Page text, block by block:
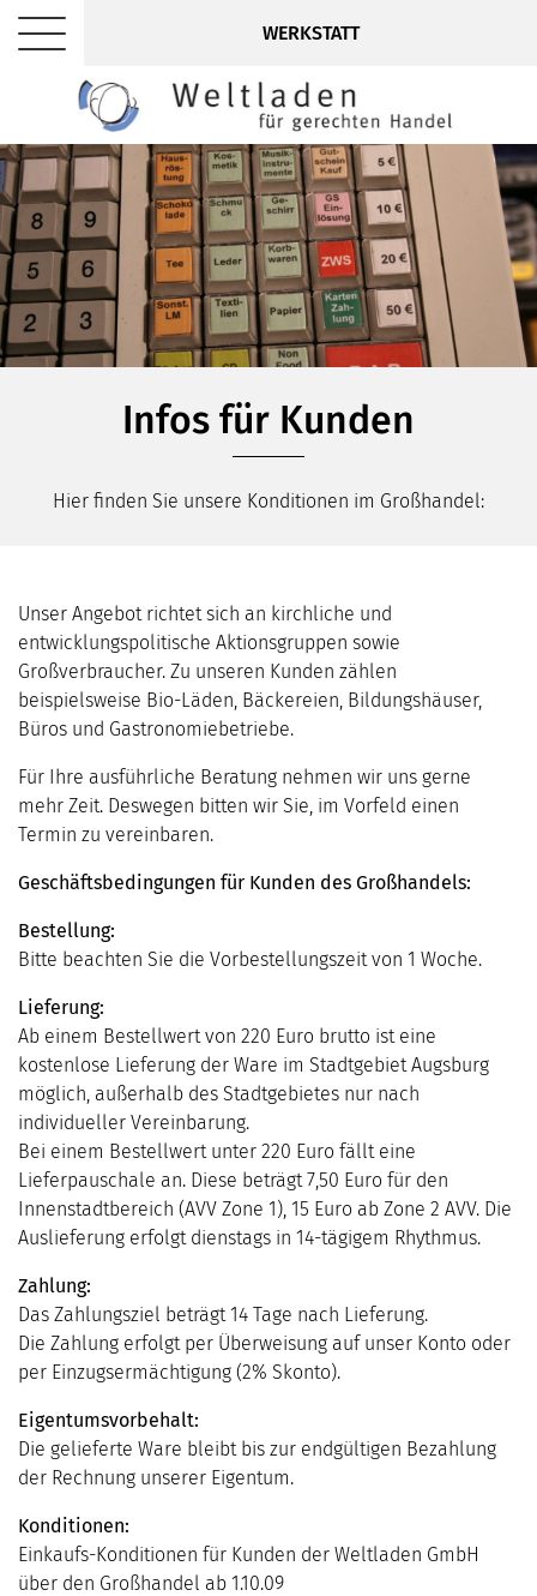
WERKSTATT
Infos für Kunden
Hier finden Sie unsere Konditionen im Großhandel:
Unser Angebot richtet sich an kirchliche und
entwicklungspolitische Aktionsgruppen sowie
Großverbraucher. Zu unseren Kunden zählen
beispielsweise Bio-Läden, Bäckereien, Bildungshäuser,
Büros und Gastronomiebetriebe.
Für Ihre ausführliche Beratung nehmen wir uns gerne
mehr Zeit. Deswegen bitten wir Sie, im Vorfeld einen
Termin zu vereinbaren.
Geschäftsbedingungen für Kunden des Großhandels:
Bestellung:
Bitte beachten Sie die Vorbestellungszeit von 1 Woche.
Lieferung:
Ab einem Bestellwert von 220 Euro brutto ist eine
kostenlose Lieferung der Ware im Stadtgebiet Augsburg
möglich, außerhalb des Stadtgebietes nur nach
individueller Vereinbarung.
Bei einem Bestellwert unter 220 Euro fällt eine
Lieferpauschale an. Diese beträgt 7,50 Euro für den
Innenstadtbereich (AVV Zone 1), 15 Euro ab Zone 2 AVV. Die
Auslieferung erfolgt dienstags in 14-tägigem Rhythmus.
Zahlung:
Das Zahlungsziel beträgt 14 Tage nach Lieferung.
Die Zahlung erfolgt per Überweisung auf unser Konto oder
per Einzugsermächtigung (2% Skonto).
Eigentumsvorbehalt:
Die gelieferte Ware bleibt bis zur endgültigen Bezahlung
der Rechnung unserer Eigentum.
Konditionen:
Einkaufs-Konditionen für Kunden der Weltladen GmbH
über den Großhandel ab 1.10.09